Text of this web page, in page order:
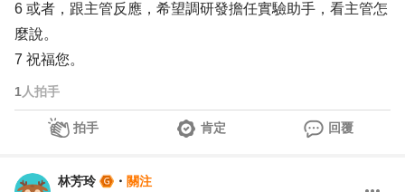
6 或者，跟主管反應，希望調研發擔任實驗助手，看主管怎
麼說。
7 祝福您。
1 人拍手
拍手 肯定 回覆
林芳玲 ・ 關注